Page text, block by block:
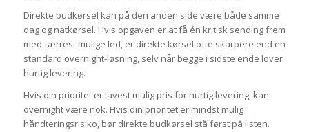
Direkte budkørsel kan på den anden side være både samme
dag og natkørsel. Hvis opgaven er at få én kritisk sending frem
med færrest mulige led, er direkte kørsel ofte skarpere end en
standard overnight-løsning, selv når begge i sidste ende lover
hurtig levering.
Hvis din prioritet er lavest mulig pris for hurtig levering, kan
overnight være nok. Hvis din prioritet er mindst mulig
håndteringsrisiko, bør direkte budkørsel stå først på listen.